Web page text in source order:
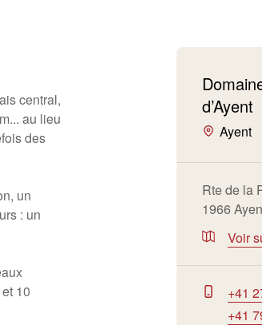
central,
au lieu
des
un
: un
10
d’Ayent
Ayent
Rte de la
1966
Voir
+41
+41